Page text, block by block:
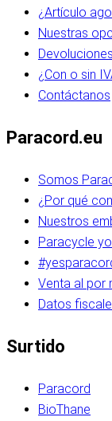
¿Artículo
Nuestras
Devoluciones
¿Con o sin
Contáctanos
Paracord.eu
Somos
¿Por qué
Nuestros
Paracycle
Venta al por
Datos
Surtido
Paracord
BioThane